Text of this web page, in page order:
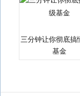
三分钟让你彻底搞
基金